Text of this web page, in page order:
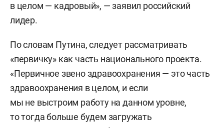
в целом — кадровый», — заявил российский
лидер.
По словам Путина, следует рассматривать
«первичку» как часть национального проекта.
«Первичное звено здравоохранения — это часть
здравоохранения в целом, и если
мы не выстроим работу на данном уровне,
то тогда больше будем загружать